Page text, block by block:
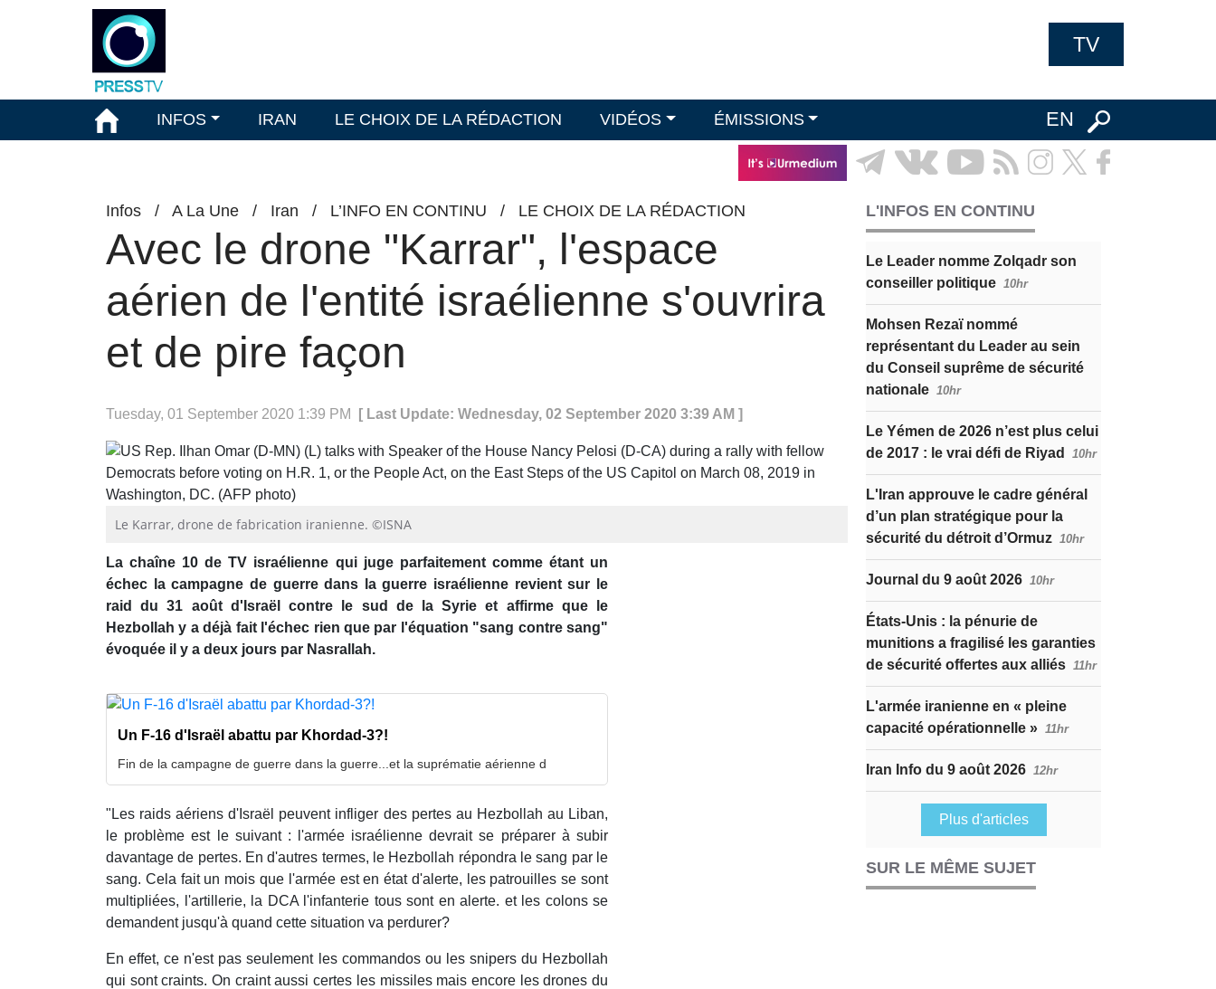
TV
INFOS IRAN LE CHOIX DE LA RÉDACTION VIDÉOS ÉMISSIONS EN
Infos / A La Une / Iran / L’INFO EN CONTINU / LE CHOIX DE LA RÉDACTION
Avec le drone "Karrar", l'espace
aérien de l'entité israélienne s'ouvrira
et de pire façon
Tuesday, 01 September 2020 1:39 PM [ Last Update: Wednesday, 02 September 2020 3:39 AM ]
Le Karrar, drone de fabrication iranienne. ©ISNA
La chaîne 10 de TV israélienne qui juge parfaitement comme étant un
échec la campagne de guerre dans la guerre israélienne revient sur le
raid du 31 août d'Israël contre le sud de la Syrie et affirme que le
Hezbollah y a déjà fait l'échec rien que par l'équation "sang contre sang"
évoquée il y a deux jours par Nasrallah.
Un F-16 d'Israël abattu par Khordad-3?!
Fin de la campagne de guerre dans la guerre...et la suprématie aérienne d
"Les raids aériens d'Israël peuvent infliger des pertes au Hezbollah au Liban,
le problème est le suivant : l'armée israélienne devrait se préparer à subir
davantage de pertes. En d'autres termes, le Hezbollah répondra le sang par le
sang. Cela fait un mois que l'armée est en état d'alerte, les patrouilles se sont
multipliées, l'artillerie, la DCA l'infanterie tous sont en alerte. et les colons se
demandent jusqu'à quand cette situation va perdurer?
En effet, ce n'est pas seulement les commandos ou les snipers du Hezbollah
qui sont craints. On craint aussi certes les missiles mais encore les drones du
L'INFOS EN CONTINU
Le Leader nomme Zolqadr son
conseiller politique 10hr
Mohsen Rezaï nommé
représentant du Leader au sein
du Conseil suprême de sécurité
nationale 10hr
Le Yémen de 2026 n’est plus celui
de 2017 : le vrai défi de Riyad
10hr
L'Iran approuve le cadre général
d’un plan stratégique pour la
sécurité du détroit d’Ormuz 10hr
Journal du 9 août 2026 10hr
États-Unis : la pénurie de
munitions a fragilisé les garanties
de sécurité offertes aux alliés 11hr
L'armée iranienne en « pleine
capacité opérationnelle » 11hr
Iran Info du 9 août 2026 12hr
Plus d'articles
SUR LE MÊME SUJET